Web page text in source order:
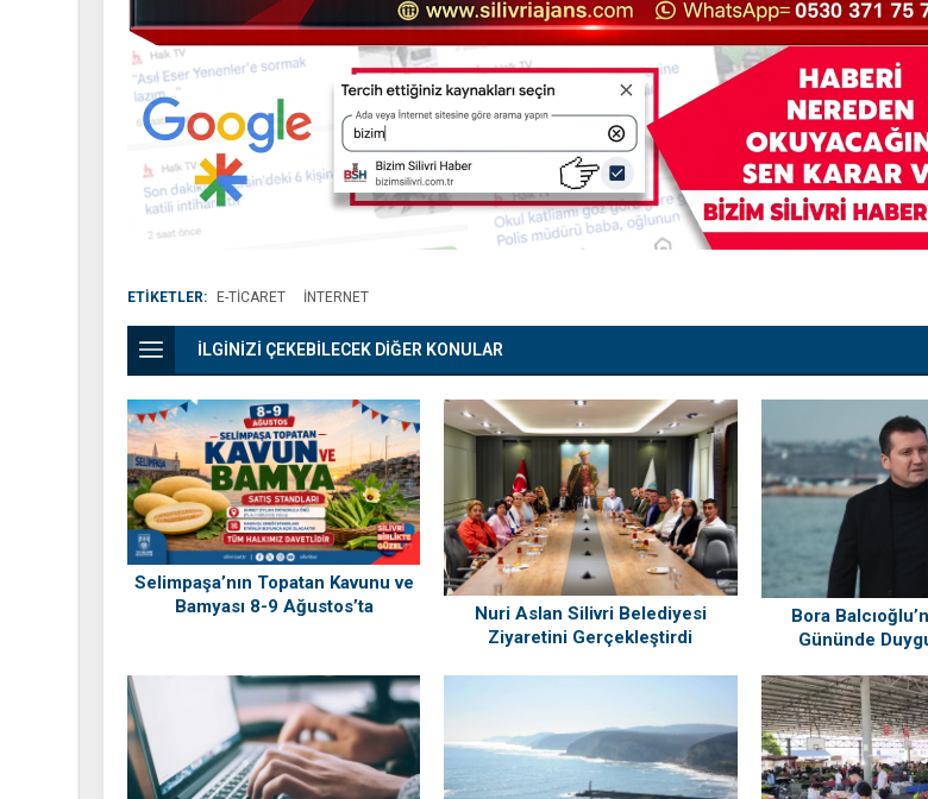
ETİKETLER: E-TICARET INTERNET
İLGİNİZİ ÇEKEBİLECEK DİĞER KONULAR
Selimpaşa’nın Topatan Kavunu ve
Bamyası 8-9 Ağustos’ta
Nuri Aslan Silivri Belediyesi
Ziyaretini Gerçekleştirdi
Bora
Gününde